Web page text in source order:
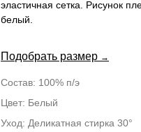
эластичная сетка. Рисунок
белый.
Подобрать размер →
Состав: 100% п/э
Цвет: Белый
Уход: Деликатная стирка 30°